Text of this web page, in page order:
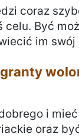
coraz
celu. Być
im swój
i
oraz